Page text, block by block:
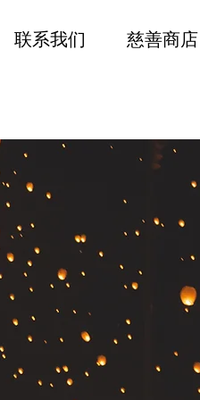
联系我们 慈善商店